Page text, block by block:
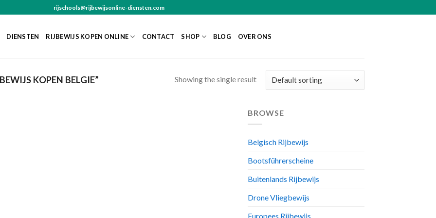
rijschools@rijbewijsonline-diensten.com
DIENSTEN RIJBEWIJS KOPEN ONLINE CONTACT SHOP BLOG OVER ONS
KOPEN BELGIE” Showing the single result
BROWSE
Belgisch Rijbewijs
Bootsführerscheine
Buitenlands Rijbewijs
Drone Vliegbewijs
Europees Rijbewijs